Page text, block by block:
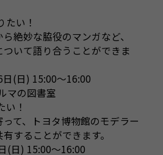
い！
絶妙な脇役のマンガなど、
いて語り合うことができま
日(日) 15:00～16:00
マの図書室
！
て、トヨタ博物館のモデラー
することができます。
(日) 15:00～16:00